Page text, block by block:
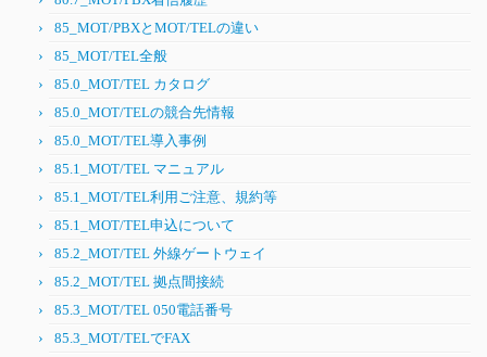
85_MOT/PBXとMOT/TELの違い
85_MOT/TEL全般
85.0_MOT/TEL カタログ
85.0_MOT/TELの競合先情報
85.0_MOT/TEL導入事例
85.1_MOT/TEL マニュアル
85.1_MOT/TEL利用ご注意、規約等
85.1_MOT/TEL申込について
85.2_MOT/TEL 外線ゲートウェイ
85.2_MOT/TEL 拠点間接続
85.3_MOT/TEL 050電話番号
85.3_MOT/TELでFAX